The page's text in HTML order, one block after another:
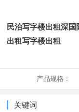
民治写字楼出租深
出租写字楼出租
产品规格：
关键词